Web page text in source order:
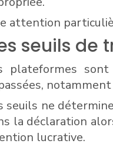
attention
seuils de
plateformes
seuils ne
la déclaration
lucrative.